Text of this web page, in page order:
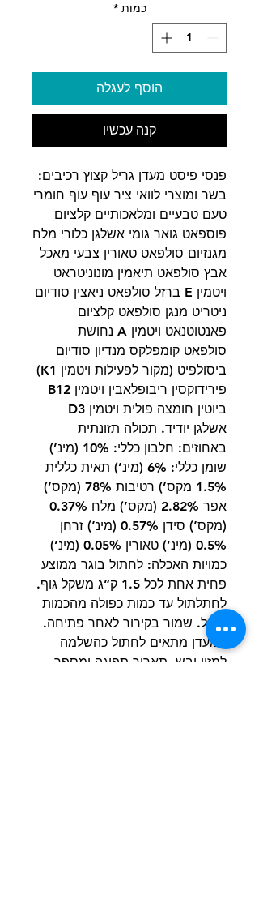
לכלכמות *
הוסף לעגלה
קנה עכשיו
פנסי פיסט מעדן גריל קצוץ רכיבים:
בשר ומוצרי לוואי ציר עוף עוף חומרי
טעם טבעיים ומלאכותיים קלציום
פוספאט גואר גומי אשלגן כלורי מלח
מגנזיום סולפאט טאורין צבעי מאכל
אבץ סולפאט תיאמין מונוניטראט
ויטמין E ברזל סולפאט ניאצין סודיום
ניטריט מנגן סולפאט קלציום
פאנטוטנאט ויטמין A נחושת
סולפאט קומפלקס מנדיון סודיום
ביסולפיט (מקור לפעילות ויטמין K1)
פירידוקסין ריבופלאבין ויטמין B12
ביוטין חומצה פולית ויטמין D3
אשלגן יודיד. תכולה תזונתית
באחוזים: חלבון כללי: 10% (מינ’)
שומן כללי: 6% (מינ’) תאית כללית
1.5% מקס’) רטיבות 78% (מקס’)
אפר 2.82% (מקס’) מלח 0.37%
(מקס’) סידן 0.57% (מינ’) זרחן
0.5% (מינ’) טאורין 0.05% (מינ’)
כמויות האכלה: לחתול בוגר ממוצע
פחית אחת לכל 1.5 ק”ג משקל גוף.
לחתלתול עד כמות כפולה מהכמות
הנ”ל. שמור בקירור לאחר פתיחה.
המעדן מתאים לחתול כהשלמה
למזון יבש. תאריך תפוגה ומספר